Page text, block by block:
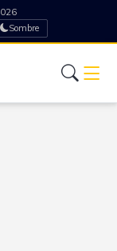
Sombre